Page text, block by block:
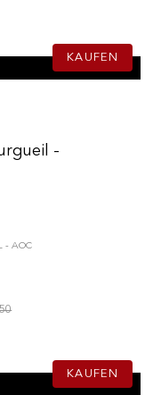
KAUFEN
-
- AOC
KAUFEN